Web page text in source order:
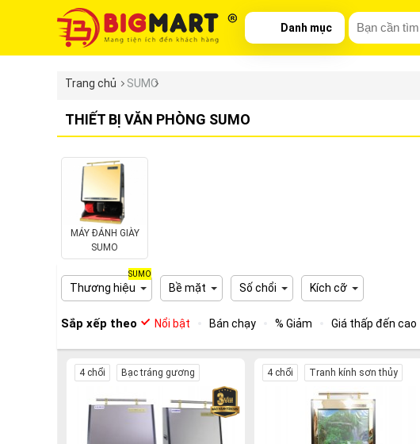
Danh mục
Trang chủ SUMO
THIẾT BỊ VĂN PHÒNG SUMO
MÁY ĐÁNH GIÀY
SUMO
Thương hiệu
SUMO
Bề mặt Số chổi Kích cỡ
Sắp xếp theo Nổi bật Bán chạy % Giảm Giá thấp đến cao
4 chổi Bạc tráng gương 4 chổi Tranh kính sơn thủy